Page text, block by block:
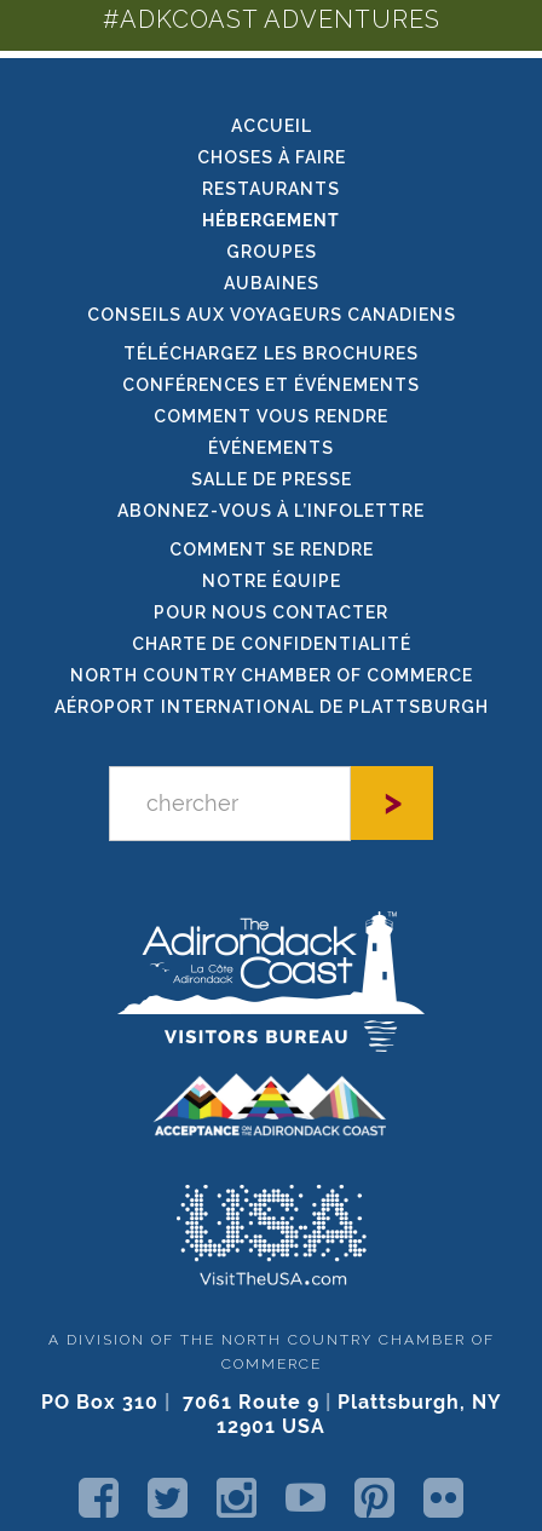
#ADKCOAST ADVENTURES
ACCUEIL
CHOSES À FAIRE
RESTAURANTS
HÉBERGEMENT
GROUPES
AUBAINES
CONSEILS AUX VOYAGEURS CANADIENS
TÉLÉCHARGEZ LES BROCHURES
CONFÉRENCES ET ÉVÉNEMENTS
COMMENT VOUS RENDRE
ÉVÉNEMENTS
SALLE DE PRESSE
ABONNEZ-VOUS À L’INFOLETTRE
COMMENT SE RENDRE
NOTRE ÉQUIPE
POUR NOUS CONTACTER
CHARTE DE CONFIDENTIALITÉ
NORTH COUNTRY CHAMBER OF COMMERCE
AÉROPORT INTERNATIONAL DE PLATTSBURGH
A DIVISION OF THE NORTH COUNTRY CHAMBER OF
COMMERCE
PO Box 310 7061 Route 9
Plattsburgh, NY
12901 USA